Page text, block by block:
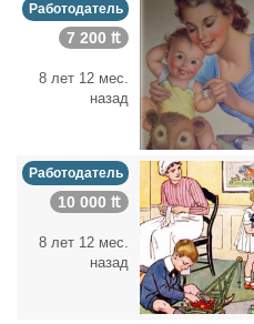
Работодатель
7 200 ₶
8 лет 12 мес.
назад
Работодатель
10 000 ₶
8 лет 12 мес.
назад